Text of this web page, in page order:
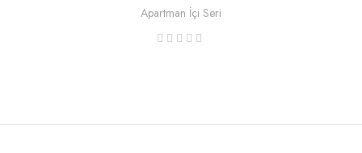
Apartman İçi Seri